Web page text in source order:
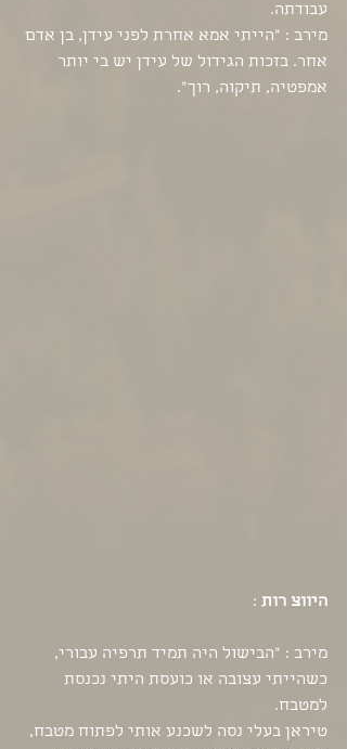
עבודתה.
מירב : "הייתי אמא אחרת לפני עידן, בן אדם
אחר. בזכות הגידול של עידן יש בי יותר
אמפטיה, תיקוה, רוך".
היווצ רות :
מירב : "הבישול היה תמיד תרפיה עבורי,
כשהייתי עצובה או כועסת היתי נכנסת
למטבח.
טיראן בעלי נסה לשכנע אותי לפתוח מטבח,